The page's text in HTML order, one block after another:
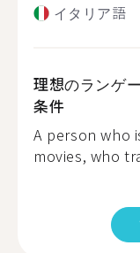
イタリア語
理想のランゲ
条件
A person who
movies, who